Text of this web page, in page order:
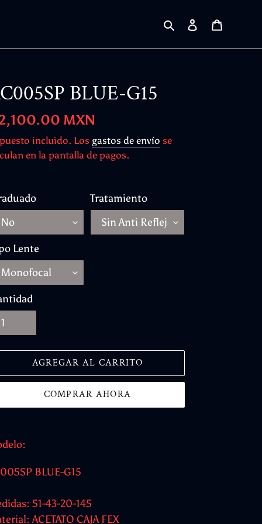
BuscarIngresar
BLUE-G15
MXN
incluido. Los gastos de envío se
en la pantalla de pagos.
Tratamiento
Lente
AGREGAR AL CARRITO
COMPRAR AHORA
BLUE-G15
51-43-20-145
ACETATO CAJA FEX